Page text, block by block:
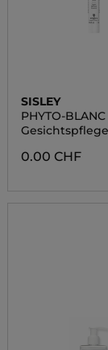
SISLEY
PHYTO-BLANC
Gesichtspflege
0.00 CHF